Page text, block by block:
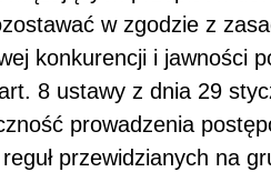
w zgodzie z
konkurencji i jawności
8 ustawy z dnia 29
prowadzenia
przewidzianych na